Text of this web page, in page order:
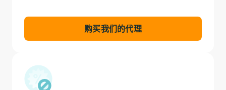
购买我们的代理